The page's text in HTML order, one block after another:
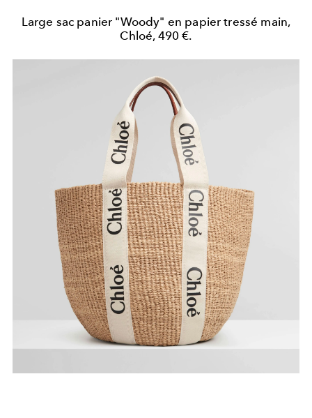
Large sac panier "Woody" en papier tressé main,
Chloé, 490 €.